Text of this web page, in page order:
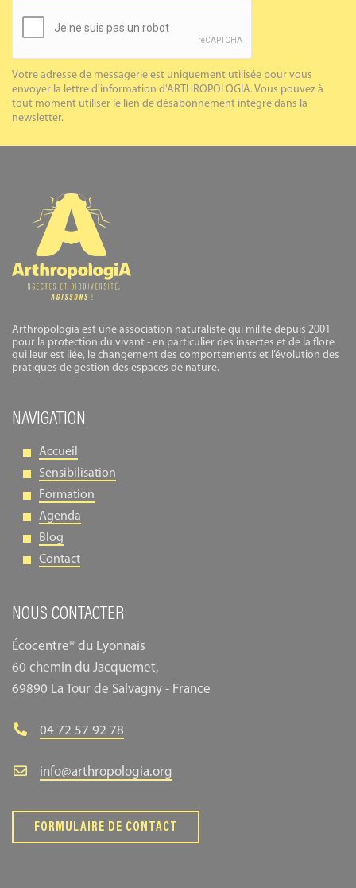
Votre adresse de messagerie est uniquement utilisée pour vous
envoyer la lettre d'information d'ARTHROPOLOGIA. Vous pouvez à
tout moment utiliser le lien de désabonnement intégré dans la
newsletter.
Arthropologia est une association naturaliste qui milite depuis 2001
pour la protection du vivant - en particulier des insectes et de la flore
qui leur est liée, le changement des comportements et l’évolution des
pratiques de gestion des espaces de nature.
NAVIGATION
Accueil
Sensibilisation
Formation
Agenda
Blog
Contact
NOUS CONTACTER
Écocentre® du Lyonnais
60 chemin du Jacquemet,
69890 La Tour de Salvagny - France
04 72 57 92 78
info@arthropologia.org
FORMULAIRE DE CONTACT